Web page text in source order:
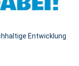
Entwicklung